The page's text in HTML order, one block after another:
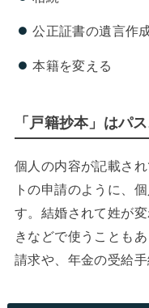
公正証書の遺言作
本籍を変える
「戸籍抄本」はパ
個人の内容が記載さ
トの申請のように、
す。結婚されて姓が
きなどで使うことも
請求や、年金の受給